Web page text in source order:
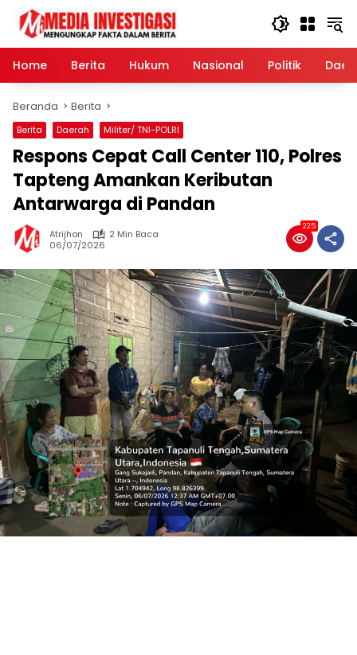
Langsung
konten
Home
Berita Hukum Nasional Politik
Beranda Berita
Berita Daerah Militer/ TNI-POLRI
Respons Cepat Call Center 110, Polres
Tapteng Amankan Keributan
Antarwarga di Pandan
Atrijhon
2 Min Baca
06/07/2026
225